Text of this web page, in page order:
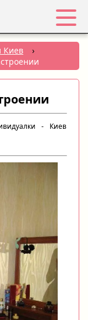
Киев
›
-
Киев